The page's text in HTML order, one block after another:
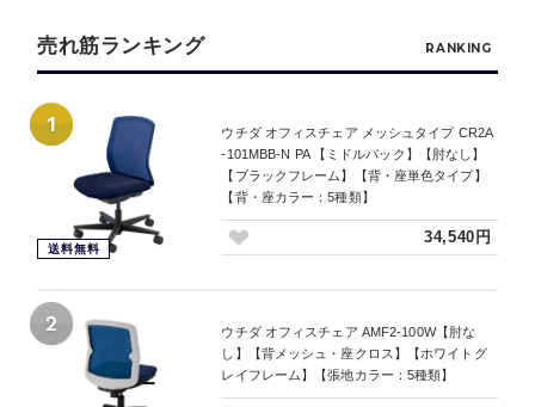
売れ筋ランキング RANKING
1
送料無料
ウチダ オフィスチェア メッシュタイプ CR2A
-101MBB-N PA 【ミドルバック】【肘なし】
【ブラックフレーム】【背・座単色タイプ】
【背・座カラー：5種類】
34,540円
2
ウチダ オフィスチェア AMF2-100W【肘な
し】【背メッシュ・座クロス】【ホワイトグ
レイフレーム】【張地カラー：5種類】